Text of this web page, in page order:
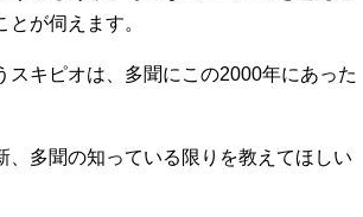
が伺えます。
キピオは、多聞にこの2000年にあった
多聞の知っている限りを教えてほしい